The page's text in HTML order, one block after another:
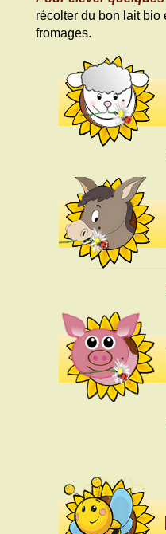
récolter du bon lait bio
fromages.